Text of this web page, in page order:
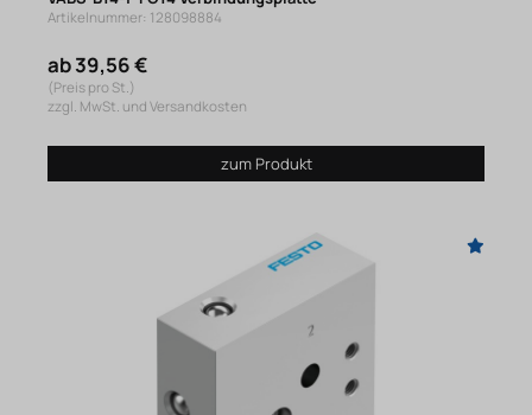
Artikelnummer: 128098884
ab 39,56 €
(Preis pro St.)
zzgl. MwSt. und Versandkosten
zum Produkt